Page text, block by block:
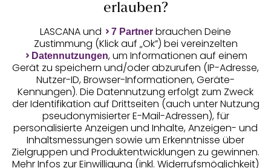
Unsere Apps
Gratis Versand ab50 €
erlauben?
LASCANA und 7 Partner brauchen Deine
Zustimmung (Klick auf „Ok”) bei vereinzelten
Datennutzungen, um Informationen auf einem
Gerät zu speichern und/oder abzurufen (IP-Adresse,
Nutzer-ID, Browser-Informationen, Geräte-
Kennungen). Die Datennutzung erfolgt zum Zweck
der Identifikation auf Drittseiten (auch unter Nutzung
pseudonymisierter E-Mail-Adressen), für
personalisierte Anzeigen und Inhalte, Anzeigen- und
Inhaltsmessungen sowie um Erkenntnisse über
Zielgruppen und Produktentwicklungen zu gewinnen.
Mehr Infos zur Einwilligung (inkl. Widerrufsmöglichkeit)